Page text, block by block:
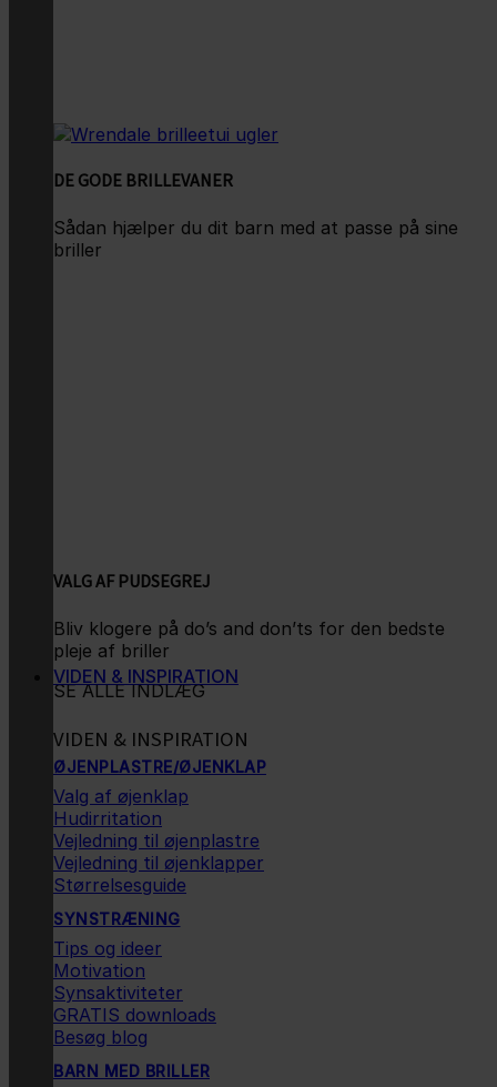
DE GODE BRILLEVANER
Sådan hjælper du dit barn med at passe på sine
briller
VALG AF PUDSEGREJ
Bliv klogere på do’s and don’ts for den bedste
pleje af briller
SE ALLE INDLÆG
VIDEN & INSPIRATION
VIDEN & INSPIRATION
ØJENPLASTRE/ØJENKLAP
Valg af øjenklap
Hudirritation
Vejledning til øjenplastre
Vejledning til øjenklapper
Størrelsesguide
SYNSTRÆNING
Tips og ideer
Motivation
Synsaktiviteter
GRATIS downloads
Besøg blog
BARN MED BRILLER